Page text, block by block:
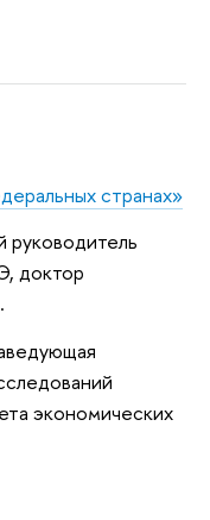
странах»
руководитель
доктор
экономических